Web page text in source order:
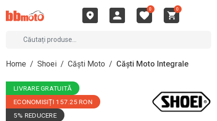
0 0
Home / Shoei / Căști Moto / Căști Moto Integrale
LIVRARE GRATUITĂ
ECONOMISIȚI 157.25 RON
5% REDUCERE